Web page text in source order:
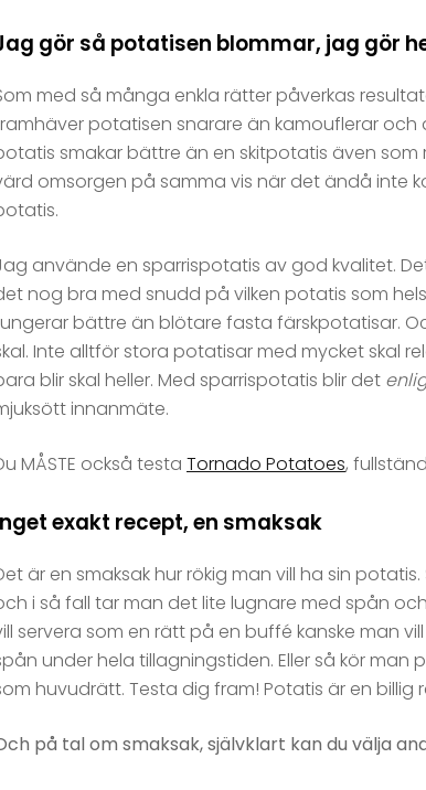
gör så potatisen blommar, jag gör
med så många enkla rätter påverkas
potatisen snarare än kamouflerar
smakar bättre än en skitpotatis även som
omsorgen på samma vis när det ändå inte
använde en sparrispotatis av god kvalitet.
nog bra med snudd på vilken potatis som
bättre än blötare fasta färskpotatisar.
Inte alltför stora potatisar med mycket skal
blir skal heller. Med sparrispotatis blir det
innanmäte.
MÅSTE också testa Tornado Potatoes,
exakt recept, en smaksak
är en smaksak hur rökig man vill ha sin
i så fall tar man det lite lugnare med spån
servera som en rätt på en buffé kanske man
under hela tillagningstiden. Eller så kör
huvudrätt. Testa dig fram! Potatis är en
på tal om smaksak, självklart kan du välja